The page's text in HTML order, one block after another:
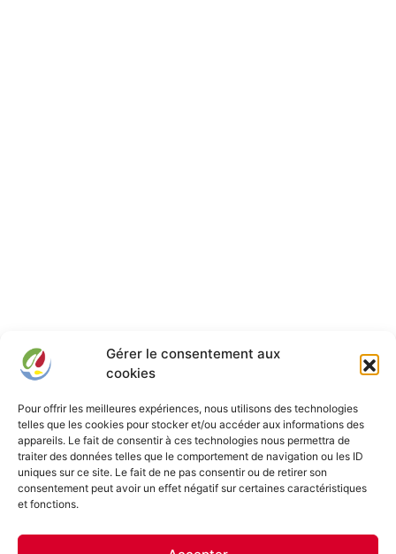
Gérer le consentement aux
cookies
Pour offrir les meilleures expériences, nous utilisons des technologies
telles que les cookies pour stocker et/ou accéder aux informations des
appareils. Le fait de consentir à ces technologies nous permettra de
traiter des données telles que le comportement de navigation ou les ID
uniques sur ce site. Le fait de ne pas consentir ou de retirer son
consentement peut avoir un effet négatif sur certaines caractéristiques
et fonctions.
Franche-Comté Élevage
porcines et bovines.